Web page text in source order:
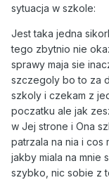
sytuacja w szkole:
Jest taka jedna
tego zbytnio nie
sprawy maja sie
szczegoly bo to za
szkoly i czekam z
poczatku ale jak
w Jej strone i Ona
patrzala na nia i cos
jakby miala na mnie
szybko, nic sobie z